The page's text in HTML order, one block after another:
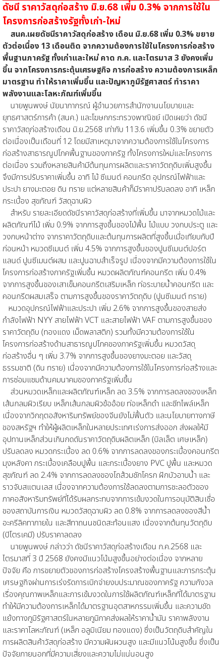
ดัชนี ราคาวัสดุก่อสร้าง มิ.ย.68 เพิ่ม 0.3% จากการใช้ใน
โครงการก่อสร้างรัฐทั้งเก่า-ใหม่
สนค.เผยดัชนีราคาวัสดุก่อสร้าง เดือน มิ.ย.68 เพิ่ม 0.3% ขยาย
ตัวต่อเนื่อง 13 เดือนติด จากความต้องการใช้ในโครงการก่อสร้าง
พื้นฐานภาครัฐ ทั้งเก่าและใหม่ คาด ก.ค. และไตรมาส 3 ยังคงเพิ่ม
ขึ้น จากโครงการกระตุ้นเศรษฐกิจ การก่อสร้าง ความต้องการเหล็ก
มาตรฐาน ทำให้ราคาเพิ่มขึ้น และปัญหาภูมิรัฐศาสตร์ ทำราคา
พลังงานและโลหะภัณฑ์เพิ่มขึ้น
นายพูนพงษ์ นัยนาภากรณ์ ผู้อำนวยการสำนักงานนโยบายและ
ยุทธศาสตร์การค้า (สนค.) และโฆษกกระทรวงพาณิชย์ เปิดเผยว่า ดัชนี
ราคาวัสดุก่อสร้างเดือน มิ.ย.2568 เท่ากับ 113.6 เพิ่มขึ้น 0.3% ขยายตัว
ต่อเนื่องเป็นเดือนที่ 12 โดยมีสาเหตุมาจากความต้องการใช้ในโครงการ
ก่อสร้างสาธารณูปโภคพื้นฐานของภาครัฐ ทั้งโครงการใหม่และโครงการ
ต่อเนื่อง รวมถึงหลายสินค้ามีต้นทุนการผลิตและราคาวัตถุดิบเพิ่มสูงขึ้น
จึงมีการปรับราคาเพิ่มขึ้น อาทิ ไม้ ซีเมนต์ คอนกรีต อุปกรณ์ไฟฟ้าและ
ประปา ยางมะตอย ดิน ทราย แต่หลายสินค้าก็มีราคาปรับลดลง อาทิ เหล็ก
กระเบื้อง สุขภัณฑ์ วัสดุฉาบผิว
สำหรับ รายละเอียดดัชนีราคาวัสดุก่อสร้างที่เพิ่มขึ้น มาจากหมวดไม้และ
ผลิตภัณฑ์ไม้ เพิ่ม 0.9% จากการสูงขึ้นของไม้พื้น ไม้แบบ วงกบประตู และ
วงกบหน้าต่าง จากราคาวัตถุดิบและต้นทุนการผลิตที่สูงขึ้นเมื่อเทียบกับปี
ก่อนหน้า หมวดซีเมนต์ เพิ่ม 4.5% จากการสูงขึ้นของปูนซีเมนต์ปอร์ต
แลนด์ ปูนซีเมนต์ผสม และปูนฉาบสำเร็จรูป เนื่องจากมีความต้องการใช้ใน
โครงการก่อสร้างภาครัฐเพิ่มขึ้น หมวดผลิตภัณฑ์คอนกรีต เพิ่ม 0.4%
จากการสูงขึ้นของเสาเข็มคอนกรีตเสริมเหล็ก ท่อระบายน้ำคอนกรีต และ
คอนกรีตผสมเสร็จ ตามการสูงขึ้นของราคาวัตถุดิบ (ปูนซีเมนต์ ทราย)
หมวดอุปกรณ์ไฟฟ้าและประปา เพิ่ม 2.6% จากการสูงขึ้นของสายส่ง
กำลังไฟฟ้า NYY สายไฟฟ้า VCT และสายไฟฟ้า VAF ตามการสูงขึ้นของ
ราคาวัตถุดิบ (ทองแดง เม็ดพลาสติก) รวมทั้งมีความต้องการใช้ใน
โครงการก่อสร้างด้านสาธารณูปโภคของภาครัฐเพิ่มขึ้น หมวดวัสดุ
ก่อสร้างอื่น ๆ เพิ่ม 3.7% จากการสูงขึ้นของยางมะตอย และวัสดุ
ธรรมชาติ (ดิน ทราย) เนื่องจากมีความต้องการใช้ในโครงการก่อสร้างและ
การซ่อมแซมด้านคมนาคมของภาครัฐเพิ่มขึ้น
ส่วนหมวดเหล็กและผลิตภัณฑ์เหล็ก ลด 3.5% จากการลดลงของเหล็ก
เส้นกลมผิวเรียบ เหล็กเส้นกลมผิวข้ออ้อย ท่อเหล็กดำ และชีทไพล์เหล็ก
เนื่องจากวิกฤตอสังหาริมทรัพย์ของจีนยังไม่ฟื้นตัว และนโยบายทางภาษี
ของสหรัฐฯ ทำให้ผู้ผลิตเหล็กในหลายประเทศเร่งการส่งออก ส่งผลให้มี
อุปทานเหล็กส่วนเกินกดดันราคาวัตถุดิบผลิตเหล็ก (บิลเล็ต เศษเหล็ก)
ปรับลดลง หมวดกระเบื้อง ลด 0.6% จากการลดลงของกระเบื้องคอนกรีต
มุงหลังคา กระเบื้องเคลือบปูพื้น และกระเบื้องยาง PVC ปูพื้น และหมวด
สุขภัณฑ์ ลด 2.4% จากการลดลงของโถส้วมชักโครก ฝักบัวอาบน้ำ และ
ราวจับสแตนเลส เนื่องจากความต้องการใช้ลดลงตามการชะลอตัวของ
ภาคอสังหาริมทรัพย์ที่ได้รับผลกระทบจากการเข้มงวดในการอนุมัติสินเชื่อ
ของสถาบันการเงิน หมวดวัสดุฉาบผิว ลด 0.8% จากการลดลงของสีน้ำ
อะครีลิคทาภายใน และสีทาถนนชนิดสะท้อนแสง เนื่องจากต้นทุนวัตถุดิบ
(ปิโตรเคมี) ปรับราคาลดลง
นายพูนพงษ์ กล่าวว่า ดัชนีราคาวัสดุก่อสร้างเดือน ก.ค.2568 และ
ไตรมาสที่ 3 ปี 2568 ยังคงมีแนวโน้มสูงขึ้นอย่างต่อเนื่อง จากหลาย
ปัจจัย คือ การขยายตัวของการก่อสร้างโครงสร้างพื้นฐานและการกระตุ้น
เศรษฐกิจผ่านการเร่งรัดการเบิกจ่ายงบประมาณของภาครัฐ ความกังวล
เรื่องคุณภาพเหล็กและการเข้มงวดในการใช้ผลิตภัณฑ์เหล็กที่ได้มาตรฐาน
ทำให้มีความต้องการเหล็กได้มาตรฐานอุตสาหกรรมเพิ่มขึ้น และความขัด
แย้งทางภูมิรัฐศาสตร์ในหลายภูมิภาคส่งผลให้ราคาน้ำมัน ราคาพลังงาน
และราคาโลหะภัณฑ์ (เหล็ก อลูมิเนียม ทองแดง) ซึ่งเป็นวัตถุดิบสำคัญใน
การผลิตสินค้าวัสดุก่อสร้าง มีความผันผวนสูง และมีแนวโน้มสูงขึ้น ซึ่งเป็น
ปัจจัยภายนอกที่มีความเสี่ยงและความไม่แน่นอนสูง